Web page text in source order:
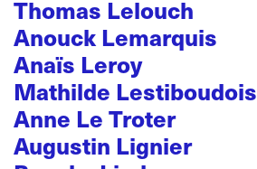
Thomas Lelouch
Anouck Lemarquis
Anaïs Leroy
Mathilde Lestiboudois
Anne Le Troter
Augustin Lignier